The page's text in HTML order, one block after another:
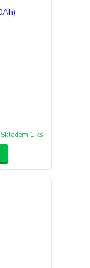
Skladem 1 ks